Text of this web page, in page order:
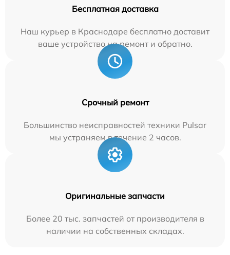
Бесплатная доставка
Наш курьер в Краснодаре бесплатно доставит
ваше устройство на ремонт и обратно.
Срочный ремонт
Большинство неисправностей техники Pulsar
мы устраняем в течение 2 часов.
Оригинальные запчасти
Более 20 тыс. запчастей от производителя в
наличии на собственных складах.